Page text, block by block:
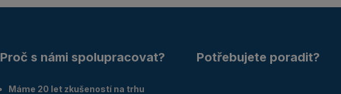
Proč s námi spolupracovat?
Máme 20 let zkušeností na trhu
Potřebujete poradit?